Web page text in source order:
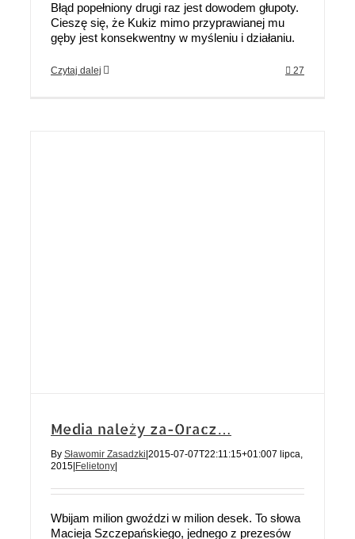
Błąd popełniony drugi raz jest dowodem głupoty.
Cieszę się, że Kukiz mimo przyprawianej mu
gęby jest konsekwentny w myśleniu i działaniu.
Czytaj dalej 27
Media należy za-Oracz…
By Sławomir Zasadzki 2015-07-07T22:11:15+01:007 lipca,
2015 Felietony
Wbijam milion gwoździ w milion desek. To słowa
Macieja Szczepańskiego, jednego z prezesów